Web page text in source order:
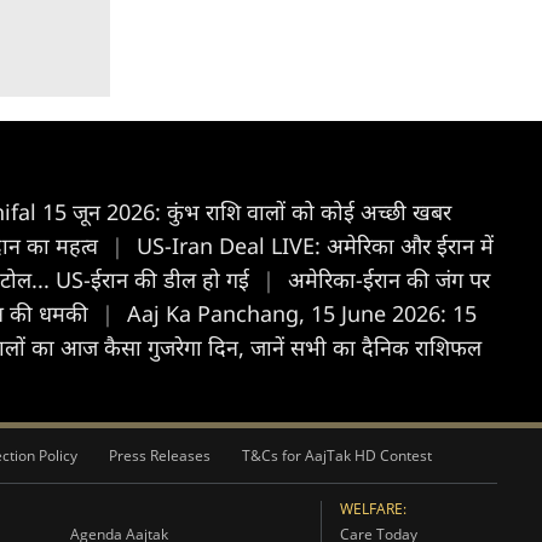
15 जून 2026: कुंभ राशि वालों को कोई अच्छी खबर
का महत्व |
US-Iran Deal LIVE: अमेरिका और ईरान में
US-ईरान की डील हो गई |
अमेरिका-ईरान की जंग पर
की धमकी |
Aaj Ka Panchang, 15 June 2026: 15
का आज कैसा गुजरेगा द‍िन, जानें सभी का दैन‍िक राश‍िफल
Policy Press Releases T&Cs for AajTak HD Contest
Agenda Aajtak
WELFARE:
Care Today